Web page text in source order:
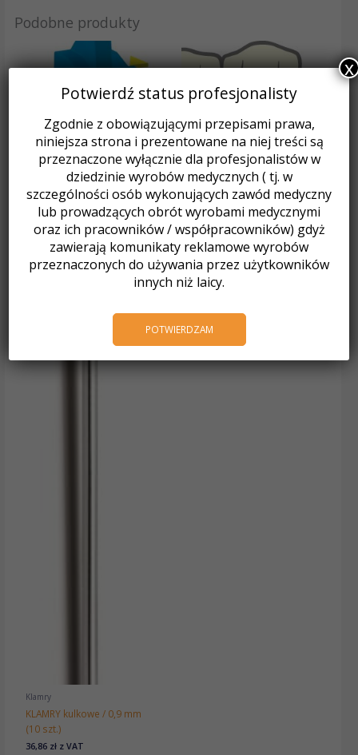
Podobne produkty
Ortodoncja
VECTOR 730 ?ruba 3-
kierunkowa / typu
165,57złz VAT
Dodaj do koszyka
Klamry
KLAMRY kulkowe / 0,7 mm
(10 szt.)
36,86złz VAT
Dodaj do koszyka
Klamry
KLAMRY kulkowe / 0,9 mm
(10 szt.)
36,86 zł z VAT
Potwierdź status profesjonalisty
Zgodnie z obowiązującymi przepisami prawa,
niniejsza strona i prezentowane na niej treści są
przeznaczone wyłącznie dla profesjonalistów w
dziedzinie wyrobów medycznych ( tj. w
szczególności osób wykonujących zawód medyczny
lub prowadzących obrót wyrobami medycznymi
oraz ich pracowników / współpracowników) gdyż
zawierają komunikaty reklamowe wyrobów
przeznaczonych do używania przez użytkowników
innych niż laicy.
POTWIERDZAM
x